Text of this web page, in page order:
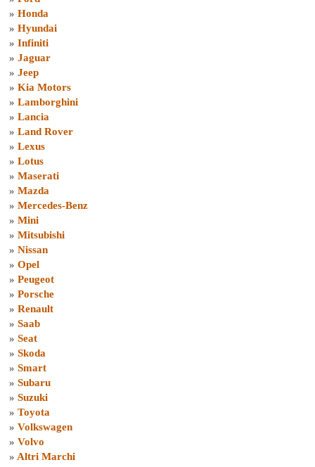
» Honda
» Hyundai
» Infiniti
» Jaguar
» Jeep
» Kia Motors
» Lamborghini
» Lancia
» Land Rover
» Lexus
» Lotus
» Maserati
» Mazda
» Mercedes-Benz
» Mini
» Mitsubishi
» Nissan
» Opel
» Peugeot
» Porsche
» Renault
» Saab
» Seat
» Skoda
» Smart
» Subaru
» Suzuki
» Toyota
» Volkswagen
» Volvo
» Altri Marchi